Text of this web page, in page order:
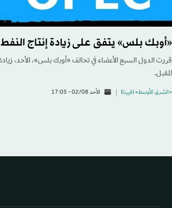
«أوبك بلس» يتفق على زيادة إنتاج النفط 188 ألف برميل يومياً لشهر سبتمبر
المقبل.
«الشرق الأوسط» (فيينا) الأحد 02/08 - 17:05